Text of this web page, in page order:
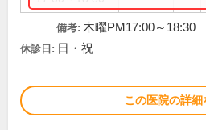
備考: 木曜PM17:00～18:30
休診日: 日・祝
この医院の詳細